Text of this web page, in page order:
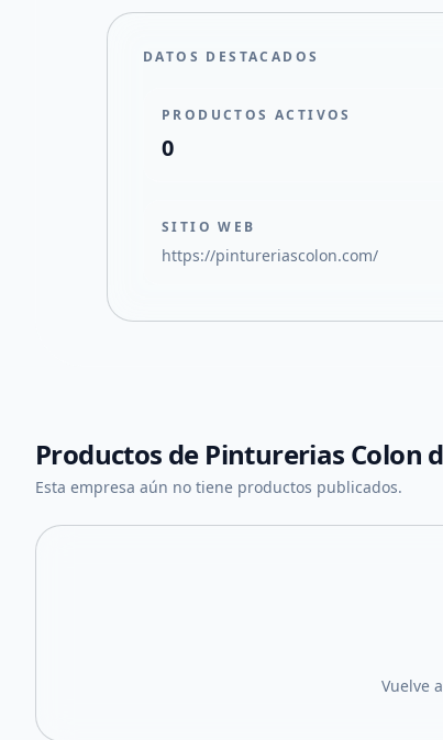
DATOS DESTACADOS
PRODUCTOS ACTIVOS
0
SITIO WEB
https://pintureriascolon.com/
Productos de Pinturerias Colon
Esta empresa aún no tiene productos publicados.
Vuelve